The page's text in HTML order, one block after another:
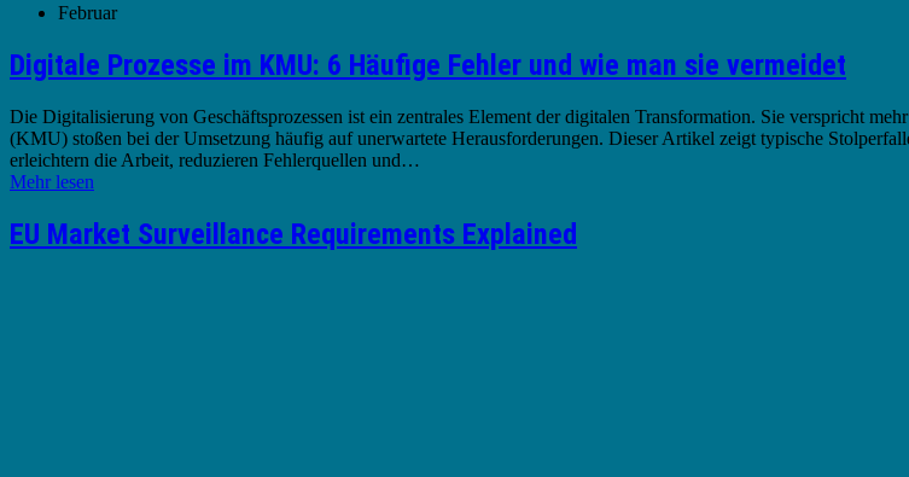
Februar
Digitale Prozesse im KMU: 6 Häufige Fehler und wie man sie vermeidet
Die Digitalisierung von Geschäftsprozessen ist ein zentrales Element der digitalen Transformation. Sie verspricht
(KMU) stoßen bei der Umsetzung häufig auf unerwartete Herausforderungen. Dieser Artikel zeigt typische
erleichtern die Arbeit, reduzieren Fehlerquellen und…
Mehr lesen
EU Market Surveillance Requirements Explained